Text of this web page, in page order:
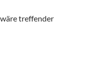
treffender